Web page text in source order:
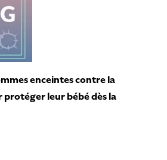
enceintes contre la
leur bébé dès la